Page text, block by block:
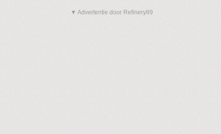
▼ Advertentie door Refinery89